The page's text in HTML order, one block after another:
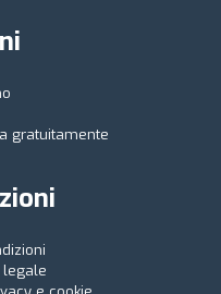
gratuitamente
legale